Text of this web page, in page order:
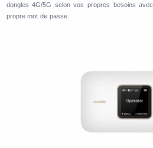
dongles 4G/5G selon vos propres besoins
propre mot de passe.